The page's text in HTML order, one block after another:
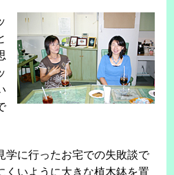
学に行ったお宅での失敗談で
くいように大きな植木鉢を置